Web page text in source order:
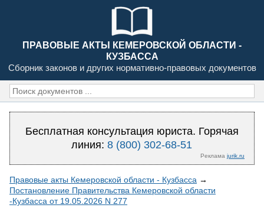
ПРАВОВЫЕ АКТЫ КЕМЕРОВСКОЙ ОБЛАСТИ -
КУЗБАССА
Сборник законов и других нормативно-правовых документов
Бесплатная консультация юриста. Горячая
линия:8 (800) 302-68-51
Реклама jurik.ru
Правовые акты Кемеровской области - Кузбасса →
Постановление Правительства Кемеровской области
-Кузбасса от 19.05.2026 N 277